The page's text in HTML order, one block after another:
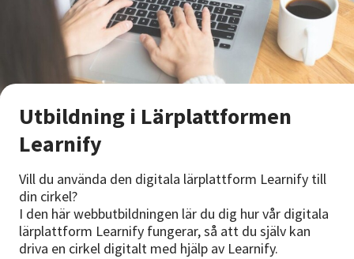
Utbildning i Lärplattformen
Learnify
Vill du använda den digitala lärplattform Learnify till
din cirkel?
I den här webbutbildningen lär du dig hur vår digitala
lärplattform Learnify fungerar, så att du själv kan
driva en cirkel digitalt med hjälp av Learnify.